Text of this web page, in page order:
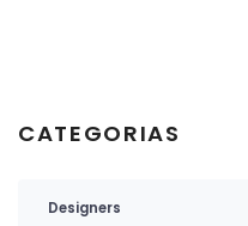
CATEGORIAS
Designers